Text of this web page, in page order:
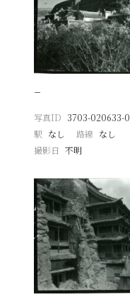
−
写真ID 3703-020633-0
駅 なし 路線 なし
撮影日
不明